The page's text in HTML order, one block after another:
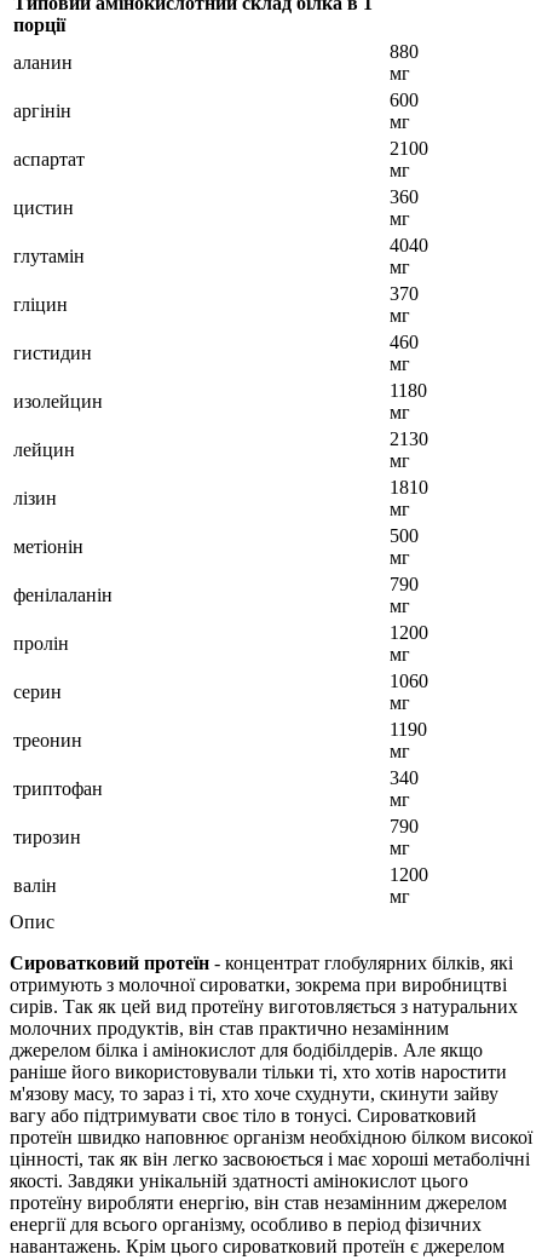
порції
аланин
880
мг
аргінін
600
мг
аспартат
2100
мг
цистин
360
мг
глутамін
4040
мг
гліцин
370
мг
гистидин
460
мг
изолейцин
1180
мг
лейцин
2130
мг
лізин
1810
мг
метіонін
500
мг
фенілаланін
790
мг
пролін
1200
мг
серин
1060
мг
треонин
1190
мг
триптофан
340
мг
тирозин
790
мг
валін
1200
мг
Опис
Сироватковий протеїн - концентрат глобулярних білків, які
отримують з молочної сироватки, зокрема при виробництві
сирів. Так як цей вид протеїну виготовляється з натуральних
молочних продуктів, він став практично незамінним
джерелом білка і амінокислот для бодібілдерів. Але якщо
раніше його використовували тільки ті, хто хотів наростити
м'язову масу, то зараз і ті, хто хоче схуднути, скинути зайву
вагу або підтримувати своє тіло в тонусі. Сироватковий
протеїн швидко наповнює організм необхідною білком високої
цінності, так як він легко засвоюється і має хороші метаболічні
якості. Завдяки унікальній здатності амінокислот цього
протеїну виробляти енергію, він став незамінним джерелом
енергії для всього організму, особливо в період фізичних
навантажень. Крім цього сироватковий протеїн є джерелом